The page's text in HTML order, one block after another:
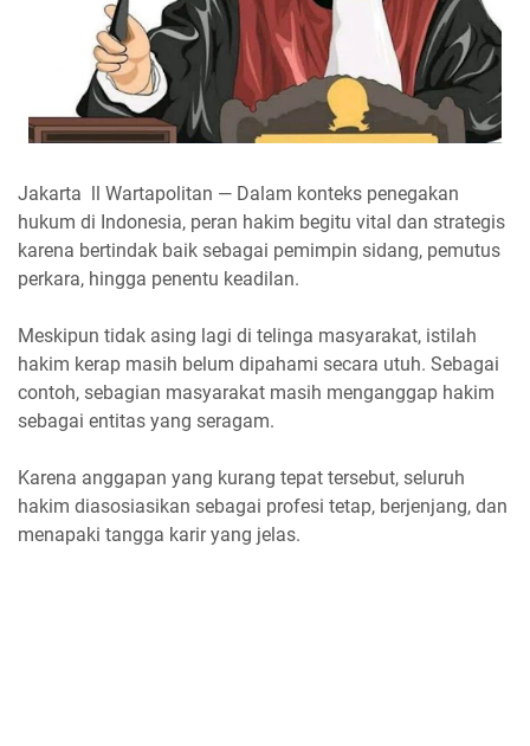
Jakarta ll Wartapolitan — Dalam konteks penegakan
hukum di Indonesia, peran hakim begitu vital dan strategis
karena bertindak baik sebagai pemimpin sidang, pemutus
perkara, hingga penentu keadilan.
Meskipun tidak asing lagi di telinga masyarakat, istilah
hakim kerap masih belum dipahami secara utuh. Sebagai
contoh, sebagian masyarakat masih menganggap hakim
sebagai entitas yang seragam.
Karena anggapan yang kurang tepat tersebut, seluruh
hakim diasosiasikan sebagai profesi tetap, berjenjang, dan
menapaki tangga karir yang jelas.